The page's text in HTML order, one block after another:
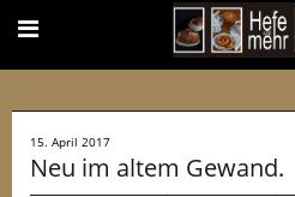
15. April 2017
Neu im altem Gewand.